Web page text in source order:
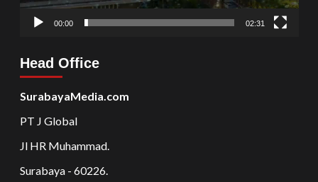
00:00 02:31
Head Office
SurabayaMedia.com
PT J Global
Jl HR Muhammad.
Surabaya - 60226.